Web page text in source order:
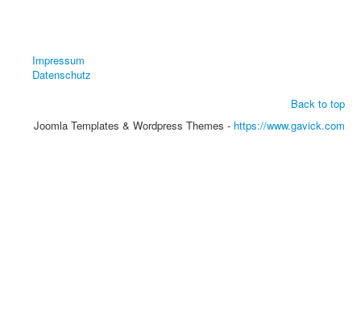
Impressum
Datenschutz
Back to top
Joomla Templates & Wordpress Themes - https://www.gavick.com